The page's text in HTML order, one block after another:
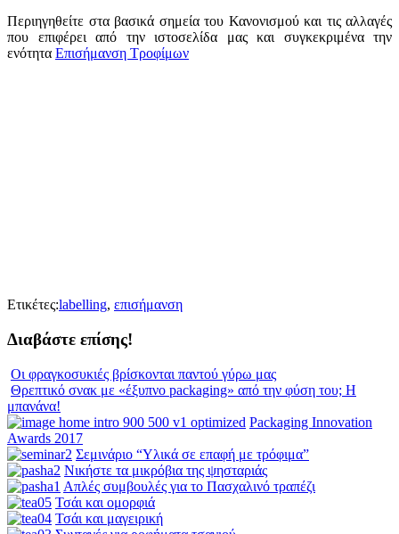
Περιηγηθείτε στα βασικά σημεία του Κανονισμού και τις αλλαγές
που επιφέρει από την ιστοσελίδα μας και συγκεκριμένα την
ενότητα Επισήμανση Τροφίμων
Ετικέτες:labelling, επισήμανση
Διαβάστε επίσης!
Οι φραγκοσυκιές βρίσκονται παντού γύρω μας
Θρεπτικό σνακ με «έξυπνο packaging» από την φύση του; Η
μπανάνα!
Packaging Innovation
Awards 2017
Σεμινάριο “Υλικά σε επαφή με τρόφιμα”
Νικήστε τα μικρόβια της ψησταριάς
Απλές συμβουλές για το Πασχαλινό τραπέζι
Τσάι και ομορφιά
Τσάι και μαγειρική